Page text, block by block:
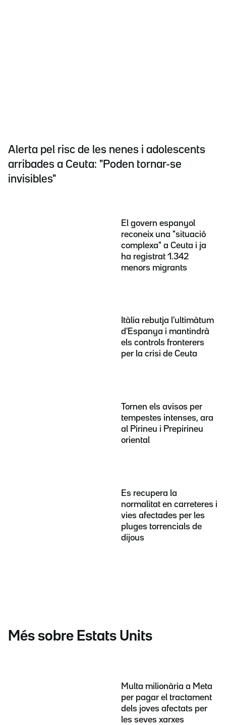
Alerta pel risc de les nenes i adolescents
arribades a Ceuta: "Poden tornar-se
invisibles"
El govern espanyol
reconeix una "situació
complexa" a Ceuta i ja
ha registrat 1.342
menors migrants
Itàlia rebutja l'ultimàtum
d'Espanya i mantindrà
els controls fronterers
per la crisi de Ceuta
Tornen els avisos per
tempestes intenses, ara
al Pirineu i Prepirineu
oriental
Es recupera la
normalitat en carreteres i
vies afectades per les
pluges torrencials de
dijous
Més sobre Estats Units
Multa milionària a Meta
per pagar el tractament
dels joves afectats per
les seves xarxes